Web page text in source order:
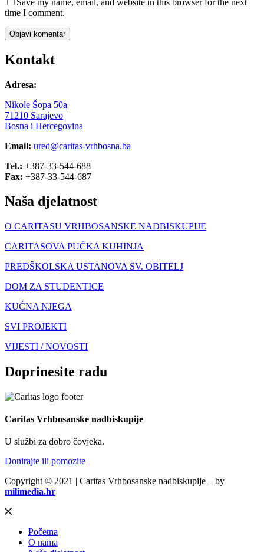
time I comment.
Objavi komentar
Kontakt
Adresa:
Nikole Šopa 50a
71210 Sarajevo
Bosna i Hercegovina
Email: ured@caritas-vrhbosna.ba
Tel.: +387-33-544-688
Fax: +387-33-544-687
Naša djelatnost
O CARITASU VRHBOSANSKE NADBISKUPIJE
CARITASOVA PUČKA KUHINJA
PREDŠKOLSKA USTANOVA SV. OBITELJ
DOM ZA STUDENTICE
KUĆNA NJEGA
SVI PROJEKTI
VIJESTI / NOVOSTI
Doprinesite radu
Caritas Vrhbosanske nadbiskupije
U službi za dobro čovjeka.
Donirajte ili pomozite
Copyright © 2021 | Caritas Vrhbosanske nadbiskupije – by
milimedia.hr
Početna
O nama